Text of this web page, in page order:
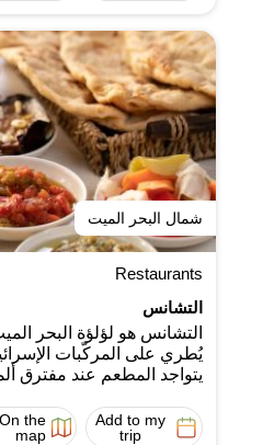
شمال البحر الميت
Restaurants
التشانس
التشانس هو لؤلؤة البحر
يُطري على المركّبات
يتواجد المطعم عند مفترق
Add to my
trip
On the
map